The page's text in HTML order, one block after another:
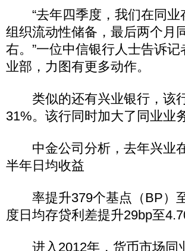
“去年四季度，我们在同业
组织流动性储备，最后两个月
右。”一位中信银行人士告诉
业部，力图有更多动作。
类似的还有兴业银行，该
31%。该行同时加大了同业业
中金公司分析，去年兴业
半年日均收益
率提升379个基点（BP）
度日均存贷利差提升29bp至
进入2012年，货币市场同